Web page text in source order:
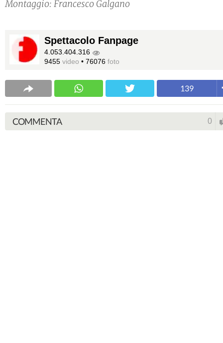
Montaggio: Francesco Galgano
Spettacolo Fanpage
4.053.404.316
9455 video • 76076 foto
139
COMMENTA 0